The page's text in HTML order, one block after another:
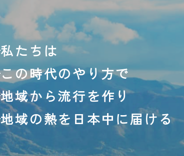
私たちは
この時代のやり方で
地域から流行を作り
地域の熱を日本中に届ける